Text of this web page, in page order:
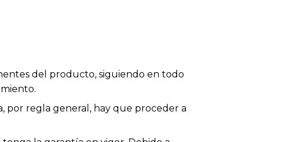
del producto, siguiendo en todo
por regla general, hay que proceder a